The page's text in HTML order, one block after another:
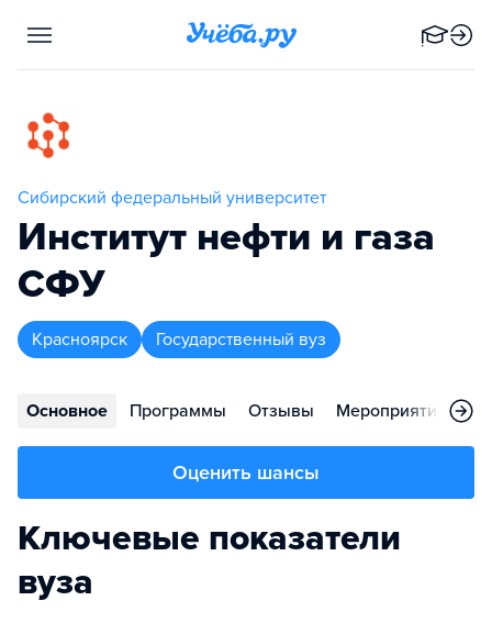
Сибирский федеральный университет
Институт нефти и газа
СФУ
Красноярск Государственный вуз
Основное Программы Отзывы Мероприятия
Оценить шансы
Ключевые показатели
вуза